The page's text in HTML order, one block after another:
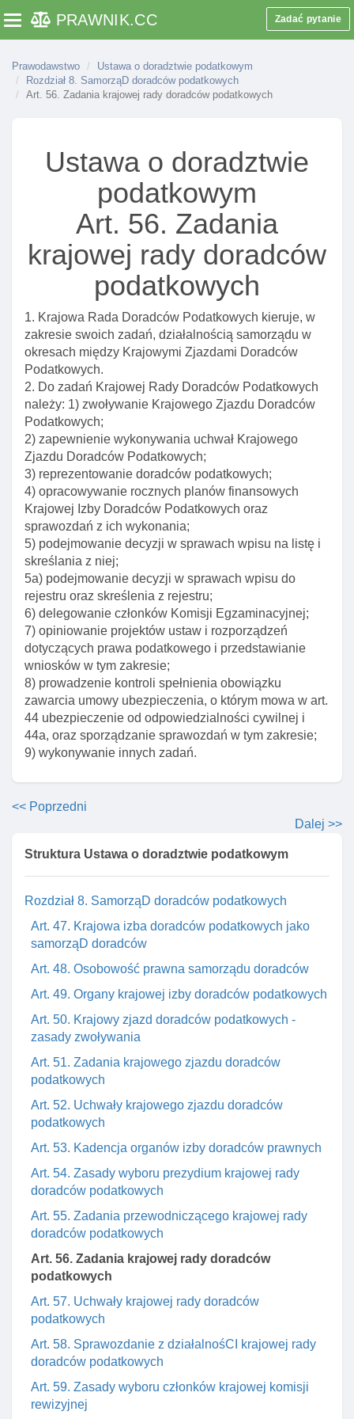
Toggle navigation
PRAWNIK.CC Zadać pytanie
Prawodawstwo
Ustawa o doradztwie podatkowym
Rozdział 8. SamorząD doradców podatkowych
Art. 56. Zadania krajowej rady doradców podatkowych
Ustawa o doradztwie
podatkowym
Art. 56. Zadania
krajowej rady doradców
podatkowych
1. Krajowa Rada Doradców Podatkowych kieruje, w
zakresie swoich zadań, działalnością samorządu w
okresach między Krajowymi Zjazdami Doradców
Podatkowych.
2. Do zadań Krajowej Rady Doradców Podatkowych
należy: 1) zwoływanie Krajowego Zjazdu Doradców
Podatkowych;
2) zapewnienie wykonywania uchwał Krajowego
Zjazdu Doradców Podatkowych;
3) reprezentowanie doradców podatkowych;
4) opracowywanie rocznych planów finansowych
Krajowej Izby Doradców Podatkowych oraz
sprawozdań z ich wykonania;
5) podejmowanie decyzji w sprawach wpisu na listę i
skreślania z niej;
5a) podejmowanie decyzji w sprawach wpisu do
rejestru oraz skreślenia z rejestru;
6) delegowanie członków Komisji Egzaminacyjnej;
7) opiniowanie projektów ustaw i rozporządzeń
dotyczących prawa podatkowego i przedstawianie
wniosków w tym zakresie;
8) prowadzenie kontroli spełnienia obowiązku
zawarcia umowy ubezpieczenia, o którym mowa w art.
44 ubezpieczenie od odpowiedzialności cywilnej i
44a, oraz sporządzanie sprawozdań w tym zakresie;
9) wykonywanie innych zadań.
<< Poprzedni
Dalej >>
Struktura Ustawa o doradztwie podatkowym
Art. 30. Obowiązki doradców bęDącymi wspólnikami
spółek
Art. 31. Ograniczenia w zakresie wykonywania innej
działalnośCI lub zawodu
Art. 33. Zakaz prowadzenia spraw niektórych
podmiotów
Art. 34. Zawiadomienie o zamiarze nie wykonywania
Rozdział 6. Obowiązki I prawa doradcy podatkowego
Art. 36. Obowiązki doradcy podatkowego
Art. 37. Obowiązek zachowania tajemnicy
Art. 37a. Wolność słowa I pisma przy wykonywaniu
czynnośCI zawodowych
Art. 38. Zakaz reklamowania usług doradcy
Art. 39. Obowiązek przechowywania kopii
udzielanych opinii, raportów I wystąpień
Art. 40. Obowiązek umieszczania firmy na pismach
urzędowych
Art. 41. Pełnomocnik w postępowaniu przed
organami administracji publicznej
Art. 41a. Umowa z klientem jako podstawa
wynagrodzenia doradcy
Art. 41b. Ponoszenie kosztów pomocy prawnej przez
skarb państwa
Rozdział 7. Odpowiedzialność za szkodę
Art. 43. Odpowiedzialność za szkodę powstałą przy
wykonywaniu czynnośCI
Art. 44. Ubezpieczenie od odpowiedzialnośCI
cywilnej
Art. 44a. Umowa ubezpieczenia uzupełniającego
Art. 44b. Skutek niedopełnienia obowiązku
ubezpieczenia
Art. 46. Rozporządzenie w sprawie zakresu
Art. 46a. Kontrola spełnienia obowiązku
ubezpieczenia
Rozdział 8. SamorząD doradców podatkowych
Art. 47. Krajowa izba doradców podatkowych jako
samorząD doradców
Art. 48. Osobowość prawna samorządu doradców
Art. 49. Organy krajowej izby doradców podatkowych
Art. 50. Krajowy zjazd doradców podatkowych -
zasady zwoływania
Art. 51. Zadania krajowego zjazdu doradców
podatkowych
Art. 52. Uchwały krajowego zjazdu doradców
podatkowych
Art. 53. Kadencja organów izby doradców prawnych
Art. 54. Zasady wyboru prezydium krajowej rady
doradców podatkowych
Art. 55. Zadania przewodniczącego krajowej rady
doradców podatkowych
Art. 56. Zadania krajowej rady doradców
podatkowych
Art. 57. Uchwały krajowej rady doradców
podatkowych
Art. 58. Sprawozdanie z działalnośCI krajowej rady
doradców podatkowych
Art. 59. Zasady wyboru członków krajowej komisji
rewizyjnej